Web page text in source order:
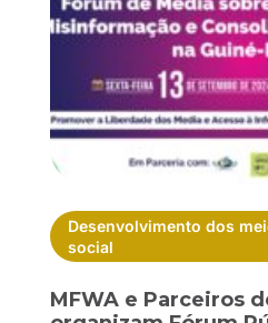
Desenvolvimento dos
social
MFWA e Parceiros